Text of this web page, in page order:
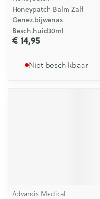
Honeypatch Balm Zalf
Genez.bijwenas
Besch.huid30ml
€ 14,95
Niet beschikbaar
Advancis Medical